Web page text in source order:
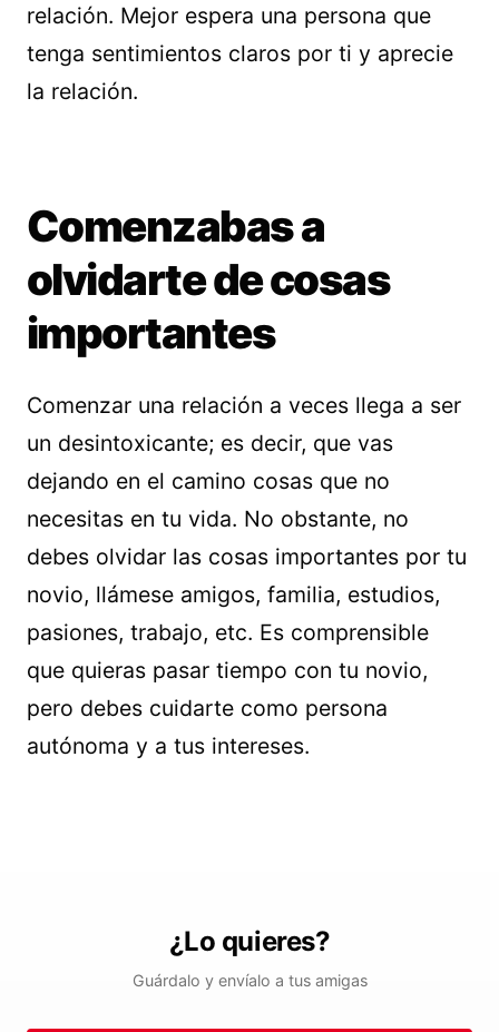
relación. Mejor espera una persona que
tenga sentimientos claros por ti y aprecie
la relación.
Comenzabas a
olvidarte de cosas
importantes
Comenzar una relación a veces llega a ser
un desintoxicante; es decir, que vas
dejando en el camino cosas que no
necesitas en tu vida. No obstante, no
debes olvidar las cosas importantes por tu
novio, llámese amigos, familia, estudios,
pasiones, trabajo, etc. Es comprensible
que quieras pasar tiempo con tu novio,
pero debes cuidarte como persona
autónoma y a tus intereses.
¿Lo quieres?
Guárdalo y envíalo a tus amigas